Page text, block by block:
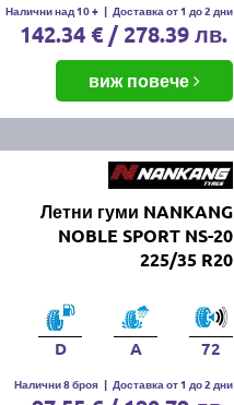
Налични над 10 + | Доставка от 1 до 2 дни
142.34 € / 278.39 лв.
виж повече
Летни гуми NANKANG
NOBLE SPORT NS-20
225/35 R20
D A 72
Налични 8 броя | Доставка от 1 до 2 дни